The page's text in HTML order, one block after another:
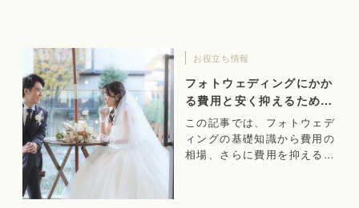
お役立ち情報
フォトウェディングにかか
る費用と安く抑えるための
ポイント
この記事では、フォトウェデ
ィングの基礎知識から費用の
相場、さらに費用を抑えるた